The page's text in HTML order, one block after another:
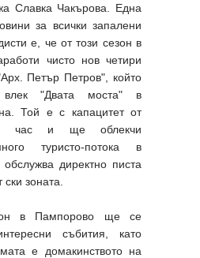
Славка Чакърова. Една
за всички запалени
е, че от този сезон в
чисто нов четири
Петър Петров", който
влек "Двата моста" в
Той е с капацитет от
час и ще облекчи
туристо-потока в
обслужва директно писта
зоната.
в Пампорово ще се
събития, като
е домакинството на